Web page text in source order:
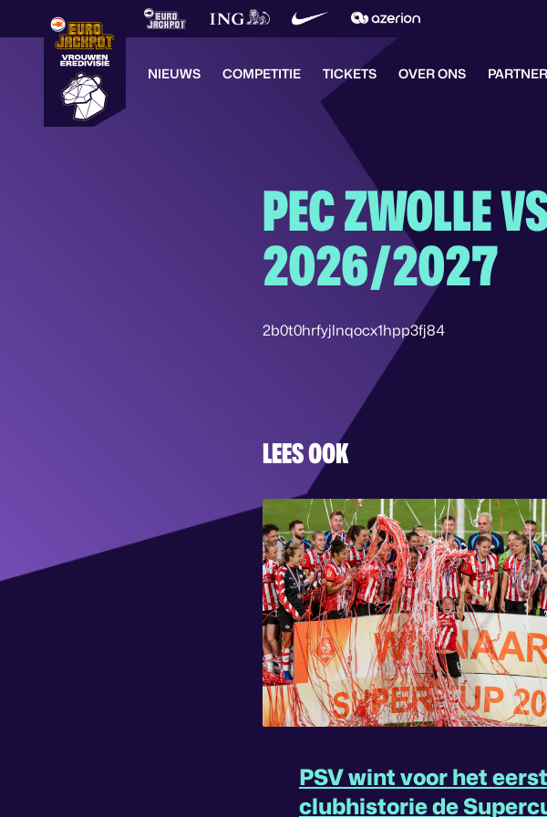
NIEUWS COMPETITIE TICKETS OVER ONS
PEC ZWOLLE
2026/2027
2b0t0hrfyjlnqocx1hpp3fj84
LEES OOK
PSV wint voor het
clubhistorie de